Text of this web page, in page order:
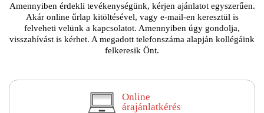
Amennyiben érdekli tevékenységünk, kérjen ajánlatot egyszerűen.
Akár online űrlap kitöltésével, vagy e-mail-en keresztül is
felveheti velünk a kapcsolatot. Amennyiben úgy gondolja,
visszahívást is kérhet. A megadott telefonszáma alapján kollégáink
felkeresik Önt.
Online
árajánlatkérés